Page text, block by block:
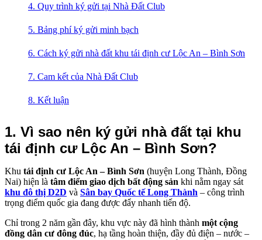
4. Quy trình ký gửi tại Nhà Đất Club
5. Bảng phí ký gửi minh bạch
6. Cách ký gửi nhà đất khu tái định cư Lộc An – Bình Sơn
7. Cam kết của Nhà Đất Club
8. Kết luận
1. Vì sao nên ký gửi nhà đất tại khu
tái định cư Lộc An – Bình Sơn?
Khu tái định cư Lộc An – Bình Sơn (huyện Long Thành, Đồng
Nai) hiện là tâm điểm giao dịch bất động sản khi nằm ngay sát
khu đô thị D2D và Sân bay Quốc tế Long Thành – công trình
trọng điểm quốc gia đang được đẩy nhanh tiến độ.
Chỉ trong 2 năm gần đây, khu vực này đã hình thành một cộng
đồng dân cư đông đúc, hạ tầng hoàn thiện, đầy đủ điện – nước –